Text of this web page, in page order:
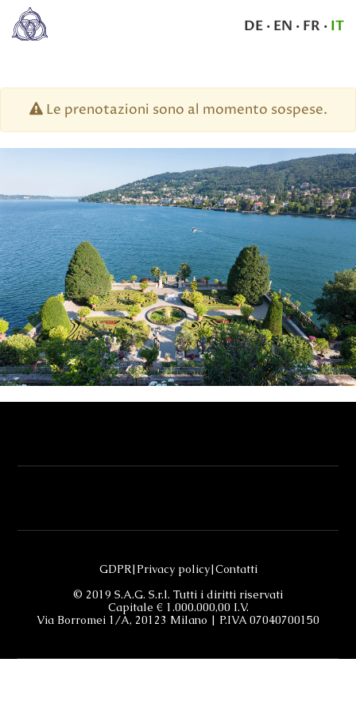
DE · EN · FR · IT
Le prenotazioni sono al momento sospese.
GDPR| Privacy policy|Contatti
© 2019 S.A.G. S.r.l. Tutti i diritti riservati
Capitale € 1.000.000,00 I.V.
Via Borromei 1/A, 20123 Milano | P.IVA 07040700150